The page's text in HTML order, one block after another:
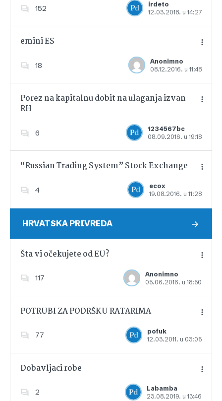
152
irdeto
12.03.2018. u 14:27
Dodajte u favorite
emini ES
18
Anonimno
08.12.2016. u 11:48
Dodajte u favorite
Porez na kapitalnu dobit na ulaganja izvan
RH
6
1234567bc
08.09.2016. u 19:18
Dodajte u favorite
“Russian Trading System” Stock Exchange
4
ecox
19.08.2016. u 11:28
Dodajte u favorite
HRVATSKA PRIVREDA
Šta vi očekujete od EU?
117
Anonimno
05.06.2016. u 18:50
Dodajte u favorite
POTRUBI ZA PODRŠKU RATARIMA
77
pofuk
12.03.2011. u 03:05
Dodajte u favorite
Dobavljaci robe
2
Labamba
23.08.2019. u 13:46
Dodajte u favorite